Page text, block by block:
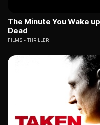
The Minute You Wake up
Dead
FILMS THRILLER